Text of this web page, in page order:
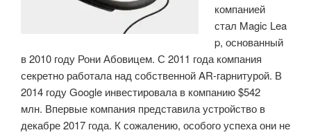
компанией
стал Magic Lea
p, основанный
в 2010 году Рони Абовицем. С 2011 года компания
секретно работала над собственной AR-гарнитурой. В
2014 году Google инвестировала в компанию $542
млн. Впервые компания представила устройство в
декабре 2017 года. К сожалению, особого успеха они не